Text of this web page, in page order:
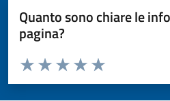
Quanto sono chiare le
pagina?
Valuta da 1 a 5 stelle la pagina
Valuta 5 stelle
Valuta 4 stelle su 5
Valuta 3 stelle su 5
Valuta 2 stelle su 5
Valuta 1 stelle su 5